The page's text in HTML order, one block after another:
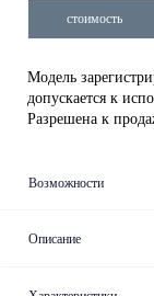
Модель
допускается к
Разрешена к
стоимость
Возможности
Описание